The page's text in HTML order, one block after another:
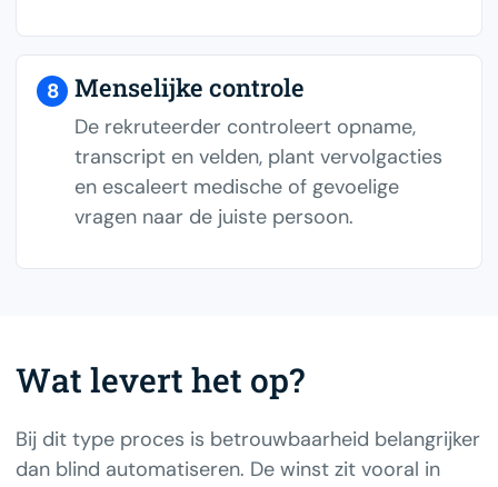
8 Menselijke controle
De rekruteerder controleert opname,
transcript en velden, plant vervolgacties
en escaleert medische of gevoelige
vragen naar de juiste persoon.
Wat levert het op?
Bij dit type proces is betrouwbaarheid belangrijker
dan blind automatiseren. De winst zit vooral in